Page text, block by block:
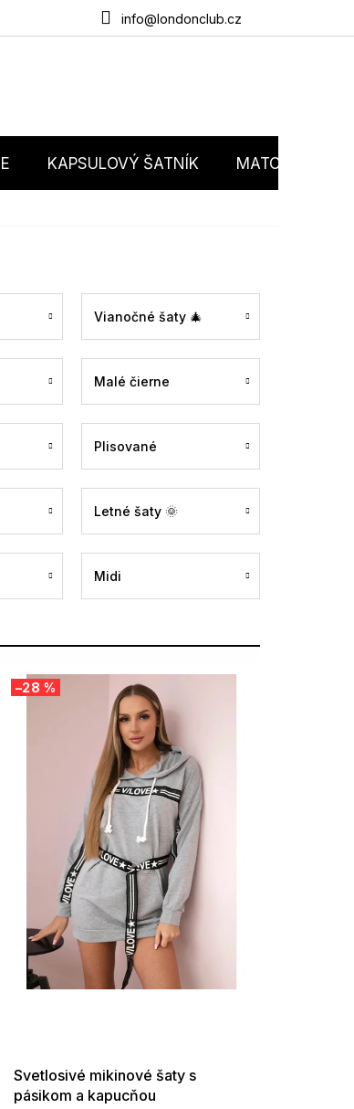
info@londonclub.cz
Obchodné podmienky Podmienky ochrany
KAPSULOVÝ ŠATNÍK MATCHY
Vianočné šaty 🎄
Malé čierne
Plisované
Letné šaty 🌞
Midi
–28 %
Svetlosivé mikinové šaty s
pásikom a kapucňou